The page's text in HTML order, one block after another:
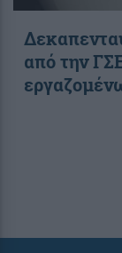
από την